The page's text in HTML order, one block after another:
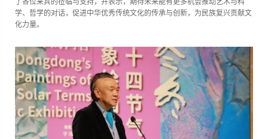
学、哲学的对话，促进中华优秀传统文化的传承与创新，为民族复兴贡献文
化力量。